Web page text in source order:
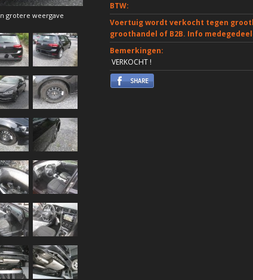
BTW:
Voertuig wordt verkocht tegen
groothandel of B2B. Info
Bemerkingen:
VERKOCHT !
grotere weergave